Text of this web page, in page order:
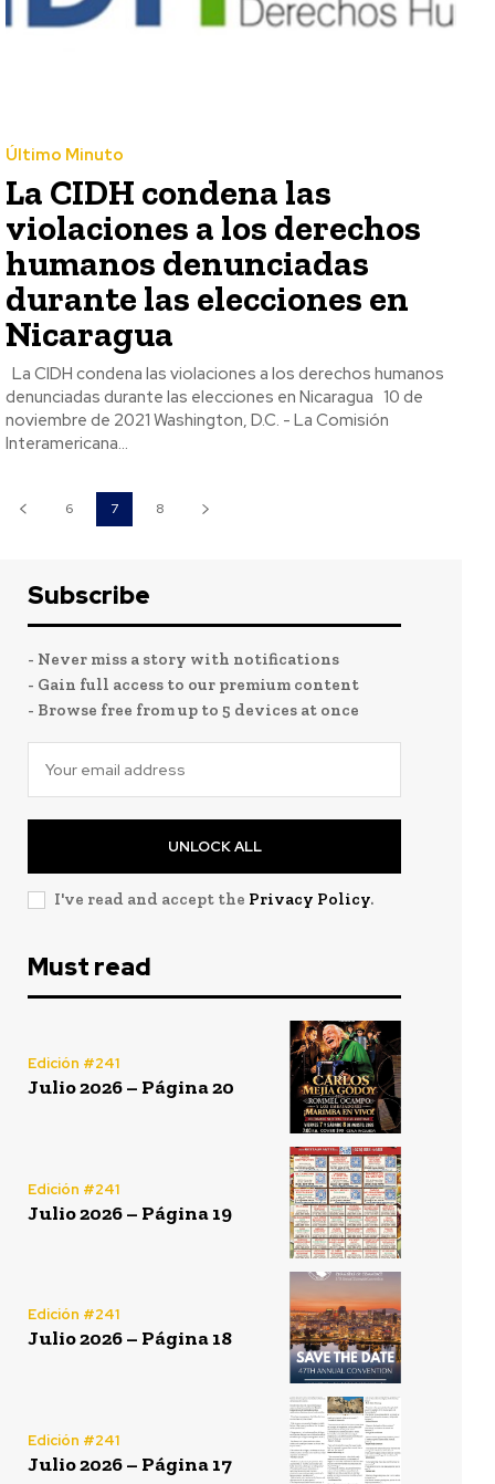
Último Minuto
La CIDH condena las
violaciones a los derechos
humanos denunciadas
durante las elecciones en
Nicaragua
La CIDH condena las violaciones a los derechos humanos
denunciadas durante las elecciones en Nicaragua 10 de
noviembre de 2021 Washington, D.C. - La Comisión
Interamericana...
6 7 8
Subscribe
- Never miss a story with notifications
- Gain full access to our premium content
- Browse free from up to 5 devices at once
UNLOCK ALL
I've read and accept the Privacy Policy.
Must read
Edición #241
Julio 2026 – Página 20
Edición #241
Julio 2026 – Página 19
Edición #241
Julio 2026 – Página 18
Edición #241
Julio 2026 – Página 17